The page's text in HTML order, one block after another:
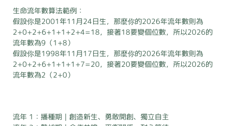
生命流年數算法範例：
假設你是2001年11月24日生，那麼你的2026年流年數則為
2+0+2+6+1+1+2+4=18，接著18要變個位數，所以2026的
流年數為9（1+8）
假設你是1998年11月17日生，那麼你的2026年流年數則為
2+0+2+6+1+1+1+7=20，接著20要變個位數，所以2026的
流年數為2（2+0）
流年 1：播種期｜創造新生、勇敢開創、獨立自主